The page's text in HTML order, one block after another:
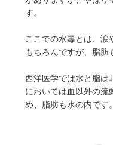
す。
ここでの水毒とは、涙
もちろんですが、脂肪
西洋医学では水と脂は
においては血以外の流
め、脂肪も水の内です。